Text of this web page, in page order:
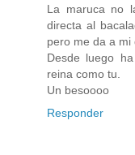
La maruca no
directa al
pero me da a mi
Desde luego
reina como tu.
Un besoooo
Responder